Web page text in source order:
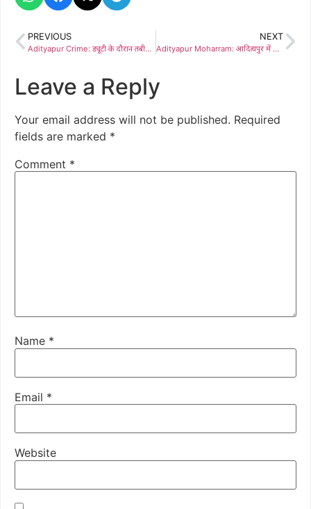
PREVIOUS
Adityapur Crime: ड्यूटी के दौरान तबीयत बिगड़ने से जमशेदपुर डेयरी के कर्मचारी की मौत, परिजनों ने कंपनी प्रबंधन पर लगाया जहर देने का गंभीर आरोप, पुलिस को सौंपी ऑडियो रिकॉर्डिंग
NEXT
Adityapur Moharram: आदित्यपुर में मोहर्रम पर हैरतअंगेज खेल प्रदर्शन, शहीद-ए-इस्लाम अखाड़ा में हुआ सम्मान समारोह
Leave a Reply
Your email address will not be published. Required
fields are marked *
Comment *
Name *
Email *
Website